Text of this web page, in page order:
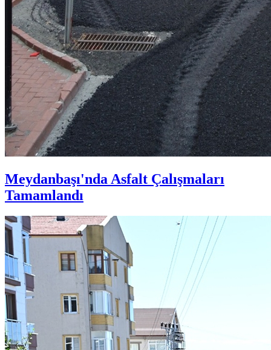
Meydanbaşı'nda Asfalt Çalışmaları
Tamamlandı